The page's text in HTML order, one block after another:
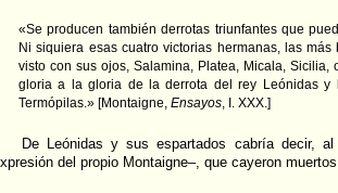
«Se producen también derrotas triunfantes que
Ni siquiera esas cuatro victorias hermanas, las
visto con sus ojos, Salamina, Platea, Micala, Sicilia,
gloria a la gloria de la derrota del rey Leónidas
Termópilas.» [Montaigne, Ensayos, I. XXX.]
De Leónidas y sus espartados cabría decir,
del propio Montaigne–, que cayeron